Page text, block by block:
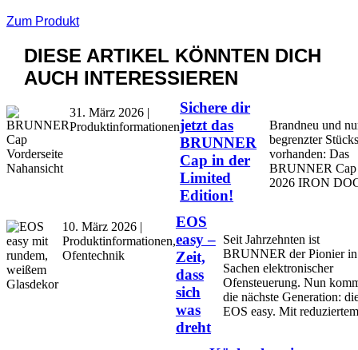
Zum Produkt
DIESE ARTIKEL KÖNNTEN DICH
AUCH INTERESSIEREN
31. März 2026 |
Produktinformationen
Sichere dir
jetzt das
BRUNNER
Cap in der
Limited
Edition!
Brandneu und
begrenzter
vorhanden: Das
BRUNNER Cap
2026 IRON
10. März 2026 |
Produktinformationen,
Ofentechnik
EOS
easy –
Zeit,
dass
sich
was
dreht
Seit Jahrzehnten ist
BRUNNER der Pionier in
Sachen elektronischer
Ofensteuerung. Nun
die nächste Generation:
EOS easy. Mit